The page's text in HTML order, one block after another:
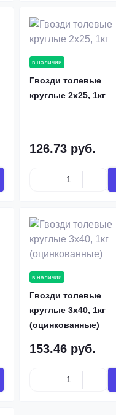
в наличии
Гвозди толевые
круглые 2х25, 1кг
126.73 руб.
в наличии
Гвозди толевые
круглые 3х40, 1кг
(оцинкованные)
153.46 руб.